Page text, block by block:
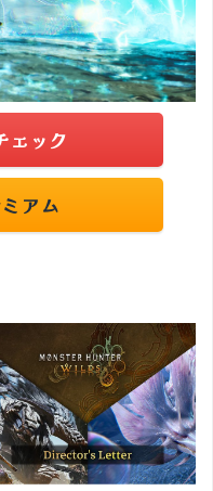
ェック
アム